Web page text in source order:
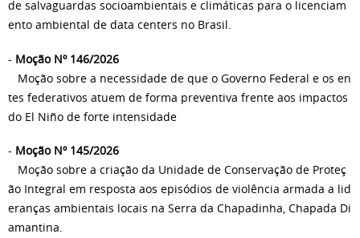
de salvaguardas socioambientais e climáticas para o licenciam
ento ambiental de data centers no Brasil.
- Moção Nº 146/2026
Moção sobre a necessidade de que o Governo Federal e os en
tes federativos atuem de forma preventiva frente aos impactos
do El Niño de forte intensidade
- Moção Nº 145/2026
Moção sobre a criação da Unidade de Conservação de Proteç
ão Integral em resposta aos episódios de violência armada a lid
eranças ambientais locais na Serra da Chapadinha, Chapada Di
amantina.